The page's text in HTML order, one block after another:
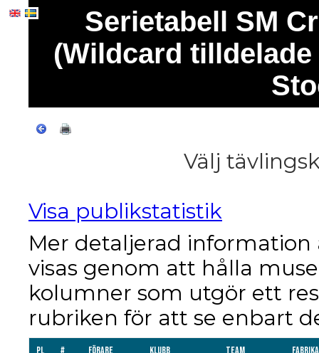
Serietabell SM
(Wildcard
Välj
Visa publikstatistik
Mer detaljerad
visas genom att hålla
kolumner som utgör ett
rubriken för att se enbart
Pl # Förare Klubb Team